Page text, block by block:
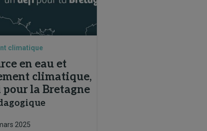
climatique
en eau et
climatique,
la Bretagne
2025